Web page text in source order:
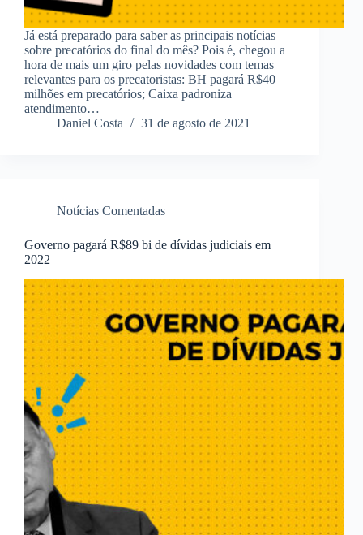
Já está preparado para saber as principais notícias
sobre precatórios do final do mês? Pois é, chegou a
hora de mais um giro pelas novidades com temas
relevantes para os precatoristas: BH pagará R$40
milhões em precatórios; Caixa padroniza
atendimento…
Daniel Costa
31 de agosto de 2021
Notícias Comentadas
Governo pagará R$89 bi de dívidas judiciais em
2022